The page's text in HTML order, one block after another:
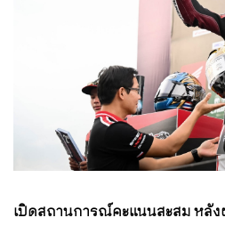
เปิดสถานการณ์คะแนนสะสม หลั